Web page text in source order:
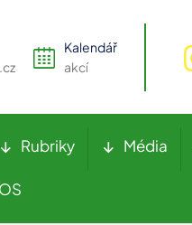
Kalendář
akcí
Rubriky Média